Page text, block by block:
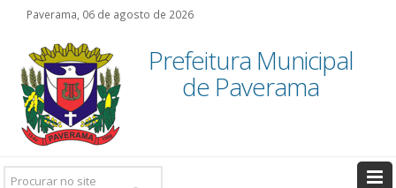
Paverama, 06 de agosto de 2026
Prefeitura Municipal
de Paverama
Pesquisar: